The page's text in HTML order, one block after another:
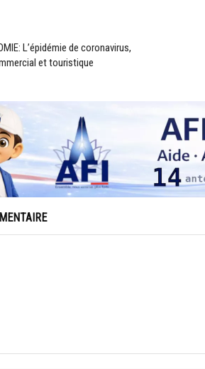
L’épidémie de coronavirus,
et touristique